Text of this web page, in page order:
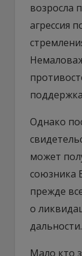
возросла
агрессия
Однако
может
союзника
прежде
о
дальности.
Мало кто